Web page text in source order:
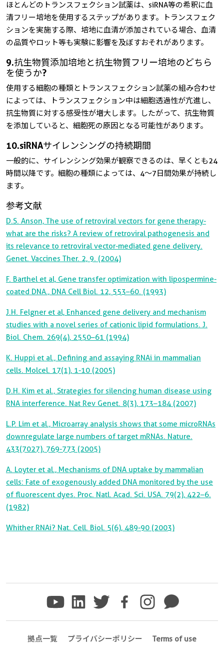
ほとんどのトランスフェクション試薬は、siRNA等の希釈に血
清フリー培地を使用するステップがあります。トランスフェク
ションを実施する際、培地に血清が添加されている場合、血清
の品質やロット等も実験に影響を及ぼすおそれがあります。
9. 抗生物質添加培地と抗生物質フリー培地のどちら
を使うか?
使用する細胞の種類とトランスフェクション試薬の組み合わせ
によっては、トランスフェクション中は細胞透過性が亢進し、
抗生物質に対する感受性が増大します。したがって、抗生物質
を添加していると、細胞死の原因となる可能性があります。
10. siRNAサイレンシングの持続期間
一般的に、サイレンシング効果が観察できるのは、早くとも24
時間以降です。細胞の種類によっては、4～7日間効果が持続し
ます。
参考文献
D.S. Anson, The use of retroviral vectors for gene therapy-
what are the risks? A review of retroviral pathogenesis and
its relevance to retroviral vector-mediated gene delivery.
Genet. Vaccines Ther. 2, 9. (2004)
F. Barthel et al, Gene transfer optimization with lipospermine-
coated DNA., DNA Cell Biol. 12, 553–60. (1993)
J.H. Felgner et al, Enhanced gene delivery and mechanism
studies with a novel series of cationic lipid formulations. J.
Biol. Chem. 269(4), 2550–61 (1994)
K. Huppi et al., Defining and assaying RNAi in mammalian
cells. Molcel. 17(1), 1-10 (2005)
D.H. Kim et al., Strategies for silencing human disease using
RNA interference. Nat Rev Genet. 8(3), 173–184 (2007)
L.P. Lim et al., Microarray analysis shows that some microRNAs
downregulate large numbers of target mRNAs. Nature.
433(7027), 769-773 (2005)
A. Loyter et al., Mechanisms of DNA uptake by mammalian
cells: Fate of exogenously added DNA monitored by the use
of fluorescent dyes. Proc. Natl. Acad. Sci. USA. 79(2), 422–6.
(1982)
Whither RNAi? Nat. Cell. Biol. 5(6), 489-90 (2003)
拠点一覧 プライバシーポリシー Terms of use